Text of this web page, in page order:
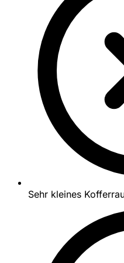
Sehr kleines